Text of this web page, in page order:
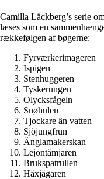
Camilla Läckberg’s serie
læses som en
rækkefølgen af bøgerne:
Fyrværkerimageren
Ispigen
Stenhuggeren
Tyskerungen
Olycksfågeln
Snøhulen
Tjockare än vatten
Sjöjungfrun
Änglamakerskan
Lejontämjaren
Brukspatrullen
Häxjägaren